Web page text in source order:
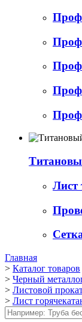
Лист
Главная
> Каталог товаров
> Черный
> Листовой
> Лист